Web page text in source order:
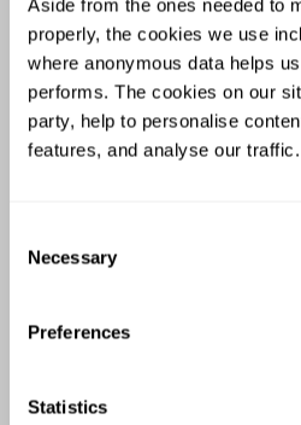
Aside from the ones needed to
properly, the cookies we use
where anonymous data helps
performs. The cookies on our
party, help to personalise
features, and analyse our traffic.
Selection
Necessary
Preferences
Statistics